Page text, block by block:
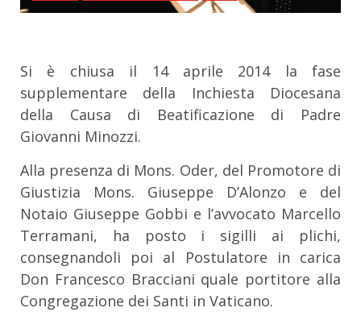
Si è chiusa il 14 aprile 2014 la fase
supplementare della Inchiesta Diocesana
della Causa di Beatificazione di Padre
Giovanni Minozzi.
Alla presenza di Mons. Oder, del Promotore di
Giustizia Mons. Giuseppe D’Alonzo e del
Notaio Giuseppe Gobbi e l’avvocato Marcello
Terramani, ha posto i sigilli ai plichi,
consegnandoli poi al Postulatore in carica
Don Francesco Bracciani quale portitore alla
Congregazione dei Santi in Vaticano.